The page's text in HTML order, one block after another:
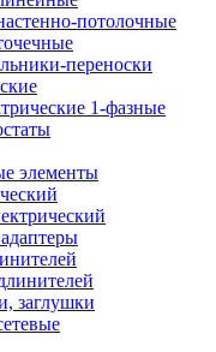
потолочные
переноски
1-фазные
элементы
заглушки